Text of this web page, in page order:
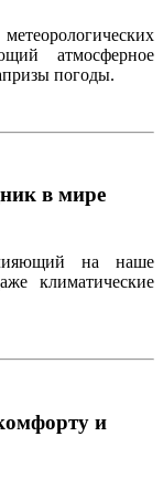
атмосферное
погоды.
в мире
на наше
климатические
и